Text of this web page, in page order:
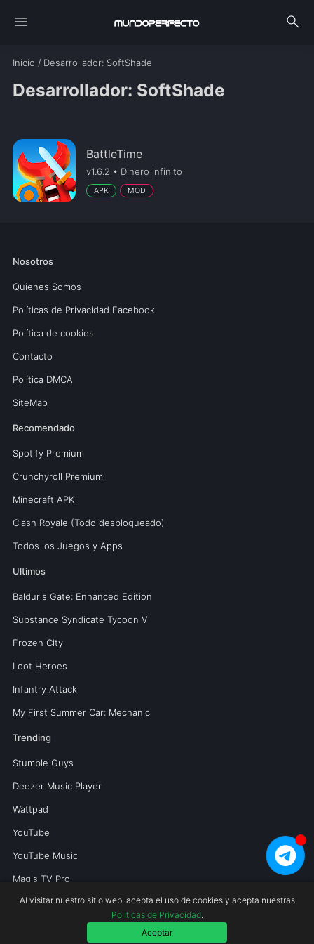
menu search
Inicio / Desarrollador: SoftShade
Desarrollador: SoftShade
BattleTime
v1.6.2 • Dinero infinito
APK MOD
Nosotros
Quienes Somos
Políticas de Privacidad Facebook
Política de cookies
Contacto
Política DMCA
SiteMap
Recomendado
Spotify Premium
Crunchyroll Premium
Minecraft APK
Clash Royale (Todo desbloqueado)
Todos los Juegos y Apps
Ultimos
Baldur's Gate: Enhanced Edition
Substance Syndicate Tycoon V
Frozen City
Loot Heroes
Infantry Attack
My First Summer Car: Mechanic
Trending
Stumble Guys
Deezer Music Player
Wattpad
YouTube
YouTube Music
Magis TV Pro
Copyright © 2026 Mundoperfecto.net.
Al visitar nuestro sitio web, acepta el uso de cookies y acepta nuestras
Politicas de Privacidad.
Aceptar